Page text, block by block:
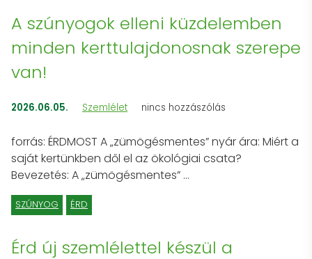
A szúnyogok elleni küzdelemben
minden kerttulajdonosnak szerepe
van!
2026.06.05. Szemlélet nincs hozzászólás
forrás: ÉRDMOST A „zümögésmentes” nyár ára: Miért a
saját kertünkben dől el az ökológiai csata?
Bevezetés: A „zümögésmentes” …
SZÚNYOG ÉRD
Érd új szemlélettel készül a